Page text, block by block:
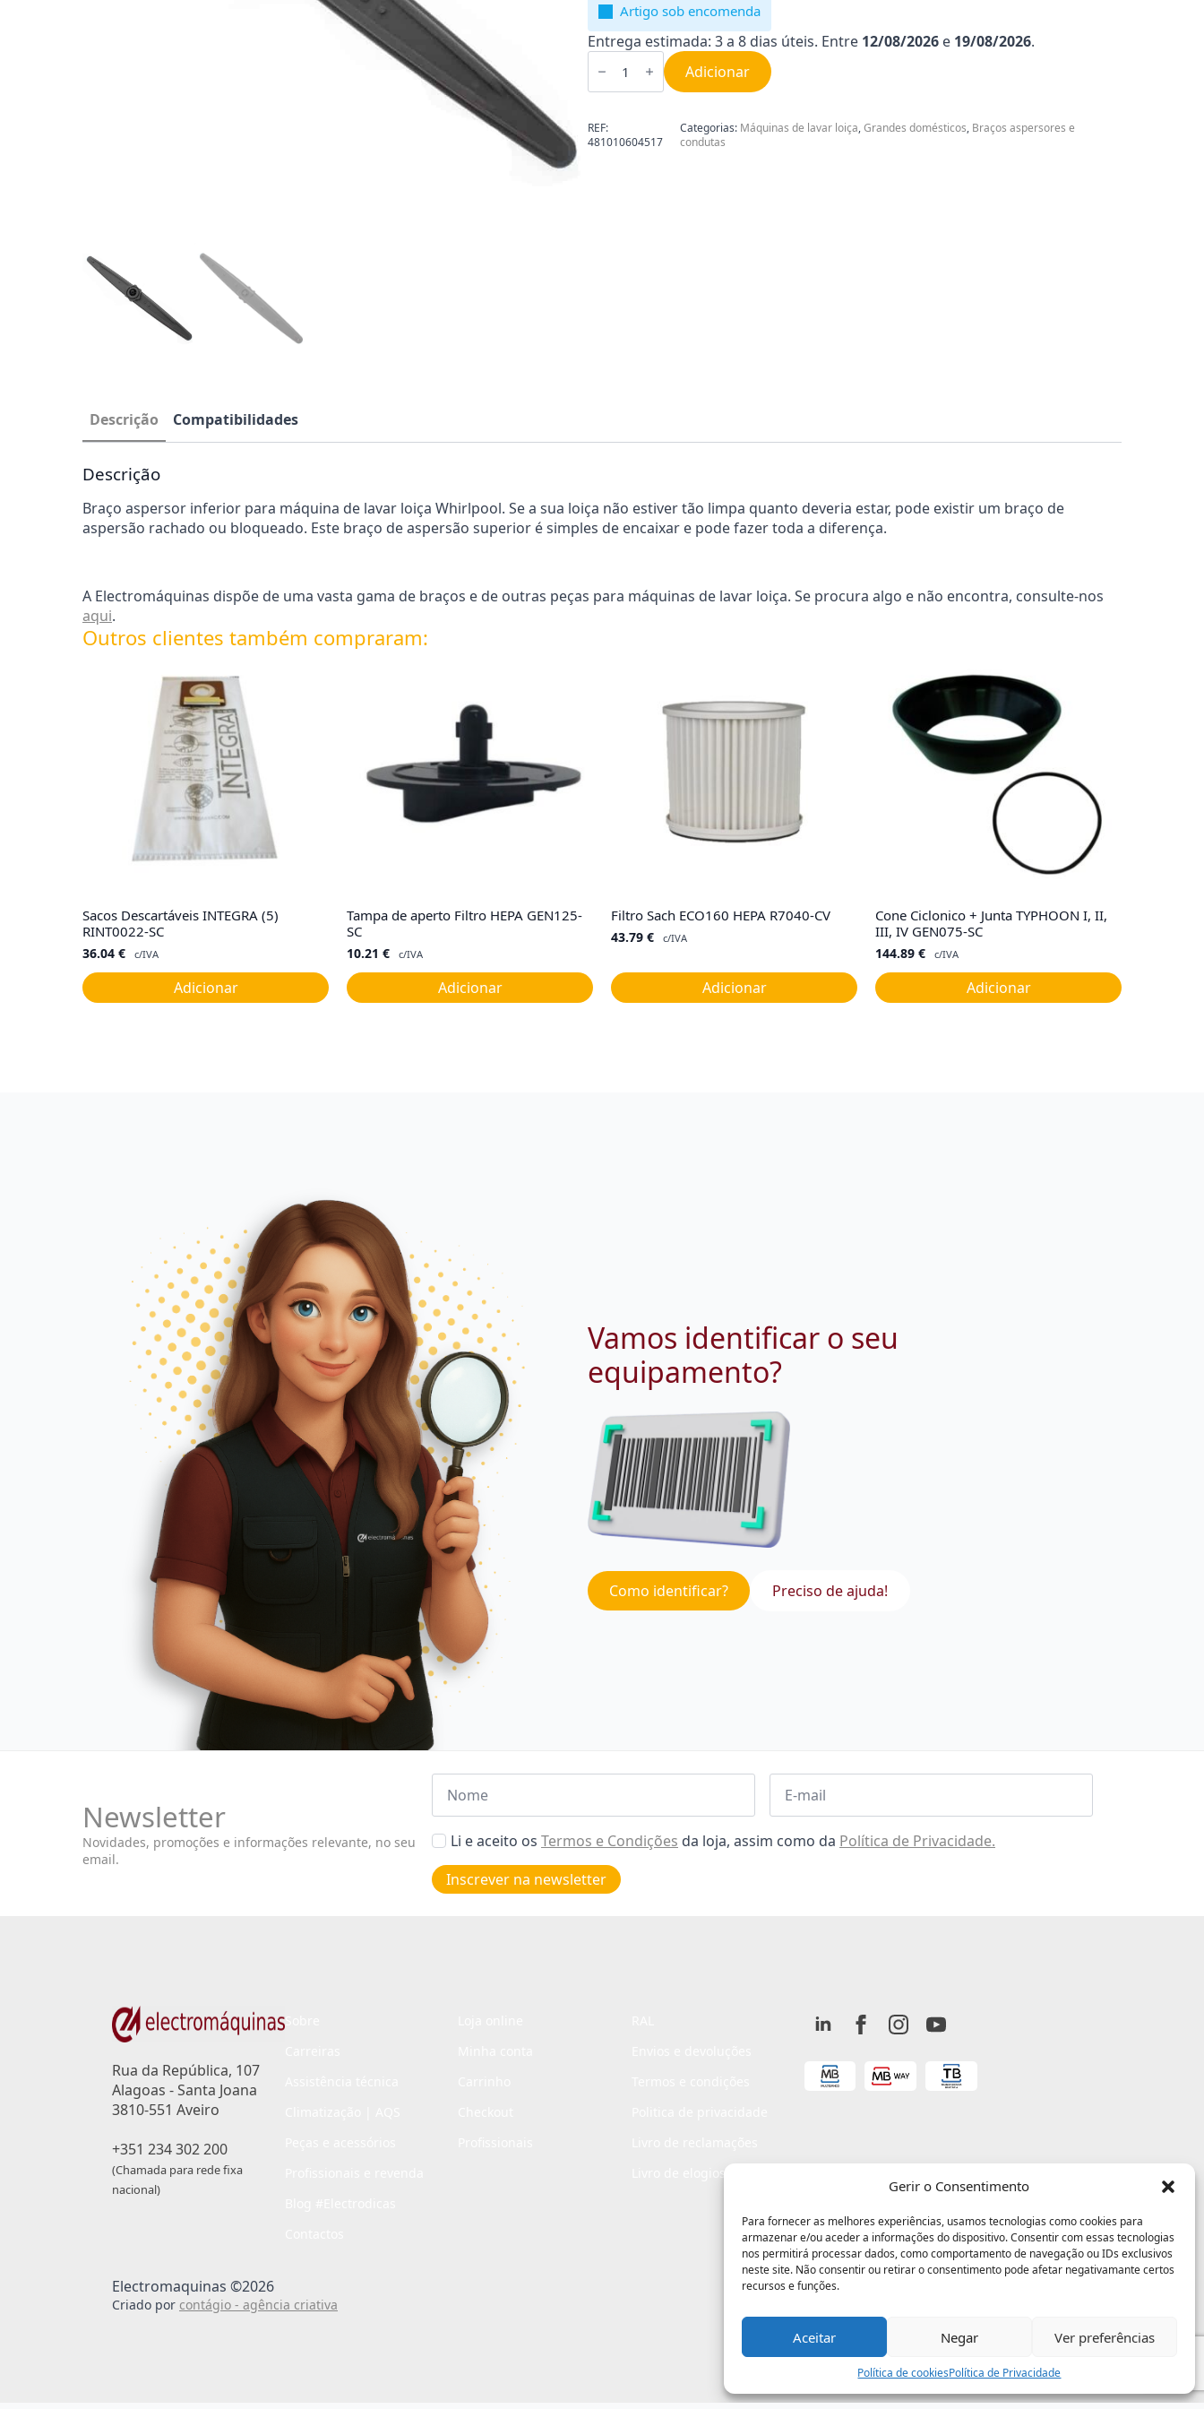
Gerir o Consentimento
Para fornecer as melhores experiências, usamos tecnologias como cookies para
armazenar e/ou aceder a informações do dispositivo. Consentir com essas tecnologias
nos permitirá processar dados, como comportamento de navegação ou IDs exclusivos
neste site. Não consentir ou retirar o consentimento pode afetar negativamante certos
recursos e funções.
Aceitar Negar Ver preferências
Política de cookiesPolítica de Privacidade
Artigo sob encomenda
Entrega estimada: 3 a 8 dias úteis. Entre 12/08/2026 e 19/08/2026.
Quantidade
de
Máquina
Lavar
Loiça
Whirlpool
Adicionar
REF:
481010604517
Categorias: Máquinas de lavar loiça,Grandes domésticos, Braços aspersores e
condutas
Descrição Compatibilidades
Descrição
Braço aspersor inferior para máquina de lavar loiça Whirlpool. Se a sua loiça não estiver tão limpa quanto deveria estar, pode existir um braço de
aspersão rachado ou bloqueado. Este braço de aspersão superior é simples de encaixar e pode fazer toda a diferença.
A Electromáquinas dispõe de uma vasta gama de braços e de outras peças para máquinas de lavar loiça. Se procura algo e não encontra, consulte-nos
aqui.
Outros clientes também compraram:
Sacos Descartáveis INTEGRA (5)
RINT0022-SC
36.04 € c/IVA
Adicionar
Tampa de aperto Filtro HEPA GEN125-
SC
10.21 € c/IVA
Adicionar
Filtro Sach ECO160 HEPA R7040-CV
43.79 € c/IVA
Adicionar
Cone Ciclonico + Junta TYPHOON I, II,
III, IV GEN075-SC
144.89 € c/IVA
Adicionar
Vamos identificar o seu
equipamento?
Como identificar? Preciso de ajuda!
Newsletter
Novidades, promoções e informações relevante, no seu
email.
Nome Email
Aceitar
de
privacidade
Li e aceito os Termos e Condições da loja, assim como da Política de Privacidade.
Inscrever na newsletter
Rua da República, 107
Alagoas - Santa Joana
3810-551 Aveiro
+351 234 302 200
(Chamada para rede fixa
nacional)
Livro de elogios
Electromaquinas ©2026
Criado por contágio - agência criativa